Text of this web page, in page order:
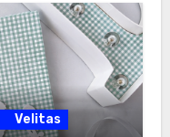
Velitas